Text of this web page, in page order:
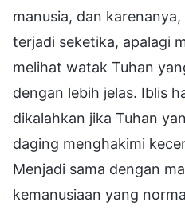
manusia, dan
terjadi seketika, apalagi
melihat watak Tuhan
dengan lebih jelas. Iblis
dikalahkan jika Tuhan
daging menghakimi
Menjadi sama dengan
kemanusiaan yang